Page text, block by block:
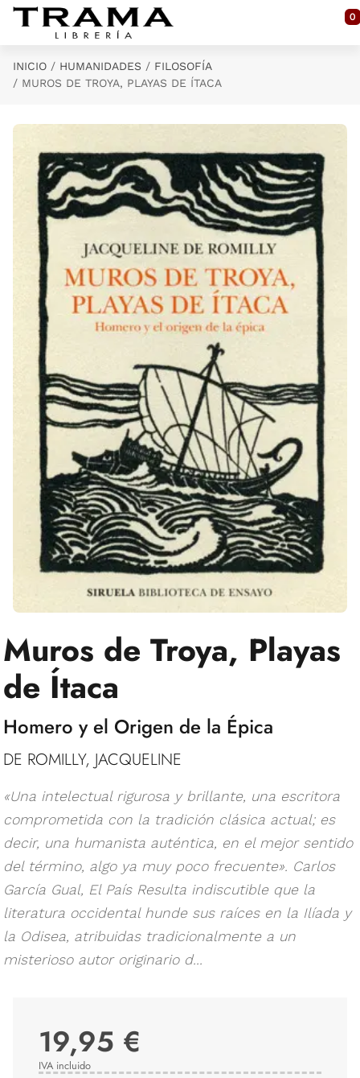
Saltar al contenido principal
0
INICIO HUMANIDADES
FILOSOFÍA
MUROS DE TROYA, PLAYAS DE ÍTACA
Muros de Troya, Playas
de Ítaca
Homero y el Origen de la Épica
DE ROMILLY, JACQUELINE
«Una intelectual rigurosa y brillante, una escritora
comprometida con la tradición clásica actual; es
decir, una humanista auténtica, en el mejor sentido
del término, algo ya muy poco frecuente». Carlos
García Gual, El País Resulta indiscutible que la
literatura occidental hunde sus raíces en la Ilíada y
la Odisea, atribuidas tradicionalmente a un
misterioso autor originario d...
19,95 €
IVA incluido